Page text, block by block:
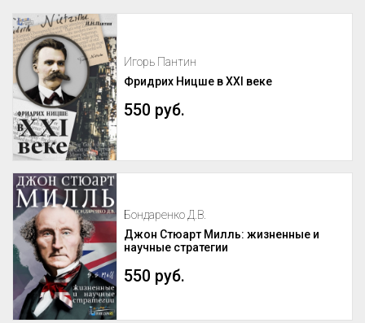
Игорь Пантин
Фридрих Ницше в XXI веке
550 руб.
Бондаренко Д.В.
Джон Стюарт Милль: жизненные и
научные стратегии
550 руб.